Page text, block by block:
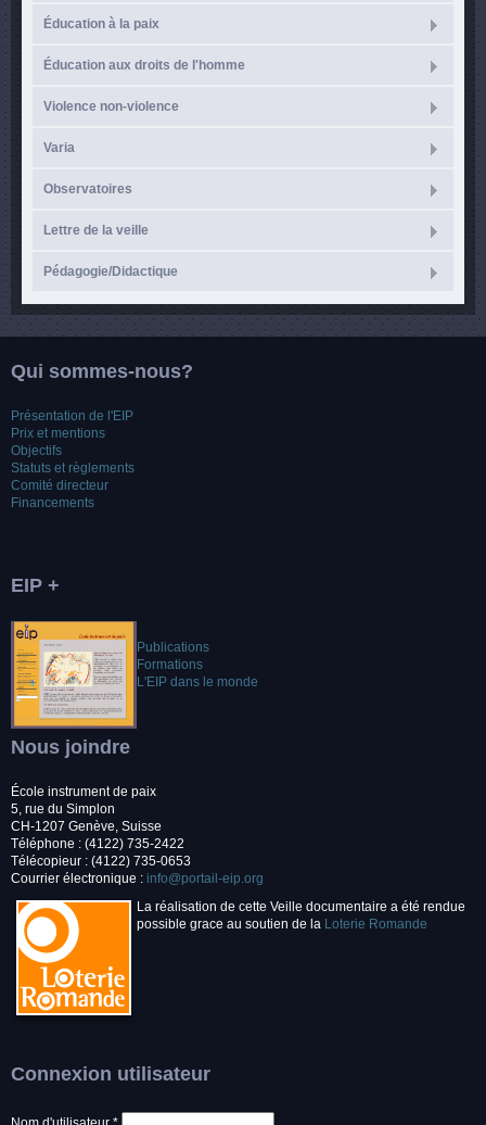
Éducation à la paix
Éducation aux droits de l'homme
Violence non-violence
Varia
Observatoires
Lettre de la veille
Pédagogie/Didactique
Qui sommes-nous?
Présentation de l'EIP
Prix et mentions
Objectifs
Statuts et règlements
Comité directeur
Financements
EIP +
Publications
Formations
L'EIP dans le monde
Nous joindre
École instrument de paix
5, rue du Simplon
CH-1207 Genève, Suisse
Téléphone : (4122) 735-2422
Télécopieur : (4122) 735-0653
Courrier électronique : info@portail-eip.org
La réalisation de cette Veille documentaire a été rendue
possible grace au soutien de la Loterie Romande
Connexion utilisateur